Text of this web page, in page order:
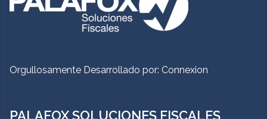
Orgullosamente Desarrollado por: Connexion
PALAFOX SOLUCIONES FISCALES